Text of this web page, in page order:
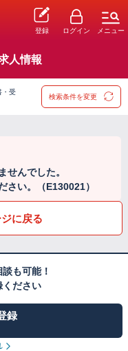
登録 ログイン メニュー
人情報
・受
検索条件を変更
せんでした。
さい。（E130021）
に戻る
も可能！
ください
録